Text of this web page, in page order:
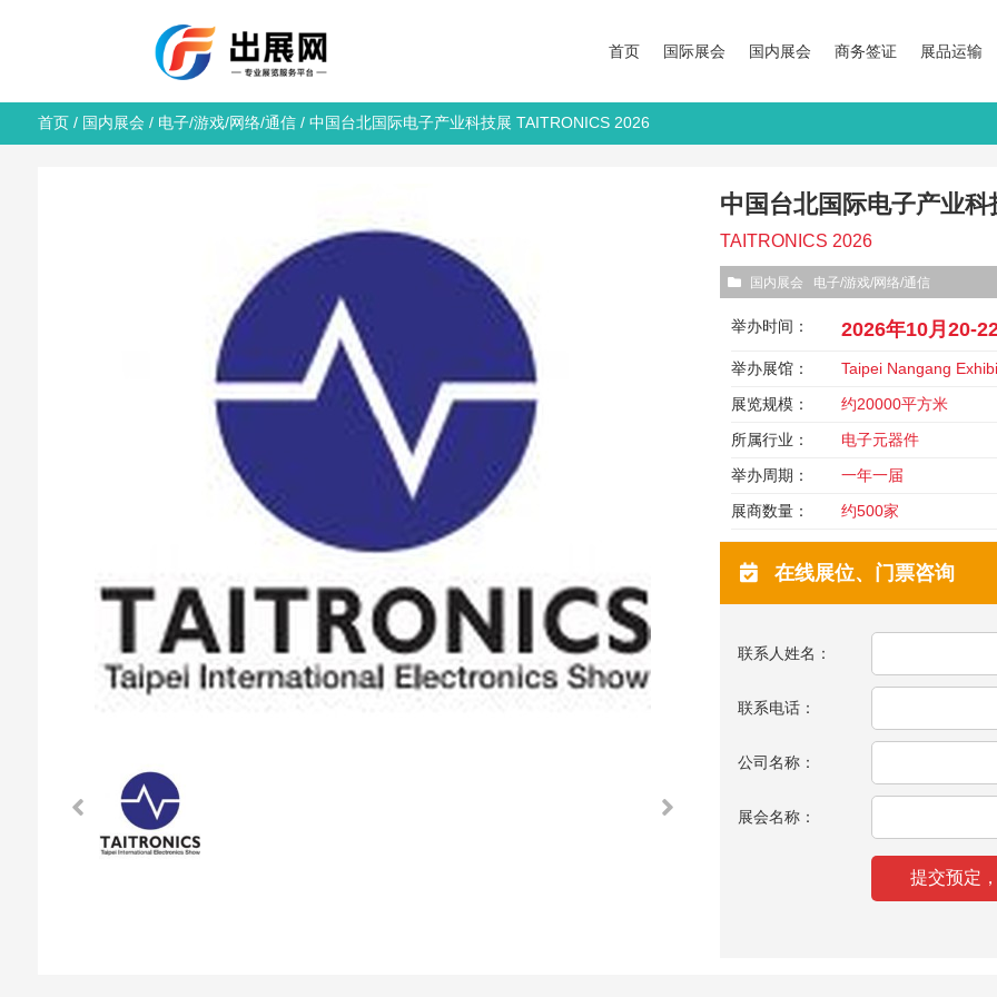
首页 国际展会 国内展会 商务签证 展品运输
首页/ 国内展会 / 电子/游戏/网络/通信/ 中国台北国际电子产业科技展 TAITRONICS 2026
中国台北国际电子产业
TAITRONICS 2026
国内展会 电子/游戏/网络/通信
举办时间： 2026年10月20-
举办展馆：
Taipei Nangang
展览规模：
约20000平方米
所属行业：
电子元器件
举办周期：
一年一届
展商数量：
约500家
在线展位、门票咨询
联系人姓名：
联系电话：
公司名称：
展会名称：